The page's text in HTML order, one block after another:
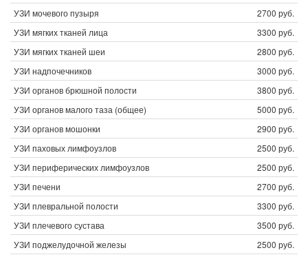
УЗИ мочевого пузыря
2700 руб.
УЗИ мягких тканей лица
3300 руб.
УЗИ мягких тканей шеи
2800 руб.
УЗИ надпочечников
3000 руб.
УЗИ органов брюшной полости
3800 руб.
УЗИ органов малого таза (общее)
5000 руб.
УЗИ органов мошонки
2900 руб.
УЗИ паховых лимфоузлов
2500 руб.
УЗИ периферических лимфоузлов
2500 руб.
УЗИ печени
2700 руб.
УЗИ плевральной полости
3300 руб.
УЗИ плечевого сустава
3500 руб.
УЗИ поджелудочной железы
2500 руб.